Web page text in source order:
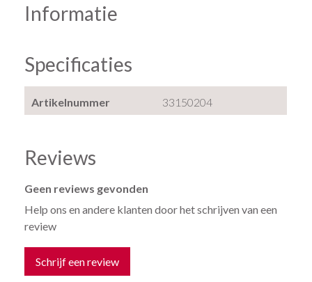
Informatie
Specificaties
Artikelnummer 33150204
Reviews
Geen reviews gevonden
Help ons en andere klanten door het schrijven van een
review
Schrijf een review